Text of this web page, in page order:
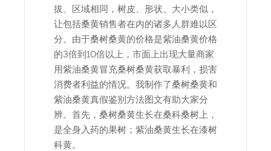
拔、区域相同，树皮、形状、大小类似，
让包括桑黄销售者在内的诸多人群难以区
分。由于桑树桑黄的价格是紫油桑黄价格
的3倍到10倍以上，市面上出现大量商家
用紫油桑黄冒充桑树桑黄获取暴利，损害
消费者利益的情况。我制作了桑树桑黄和
紫油桑黄真假鉴别方法图文有助大家分
辨。首先，桑树桑黄生长在桑科桑树上，
是全身入药的果树；紫油桑黄生长在漆树
科黄。